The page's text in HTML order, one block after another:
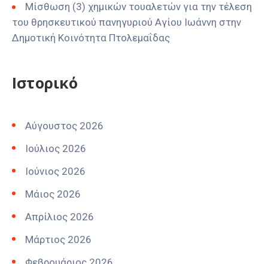
Μίσθωση (3) χημικών τουαλετών για την τέλεση
του θρησκευτικού πανηγυριού Αγίου Ιωάννη στην
Δημοτική Κοινότητα Πτολεμαΐδας
Ιστορικό
Αύγουστος 2026
Ιούλιος 2026
Ιούνιος 2026
Μάιος 2026
Απρίλιος 2026
Μάρτιος 2026